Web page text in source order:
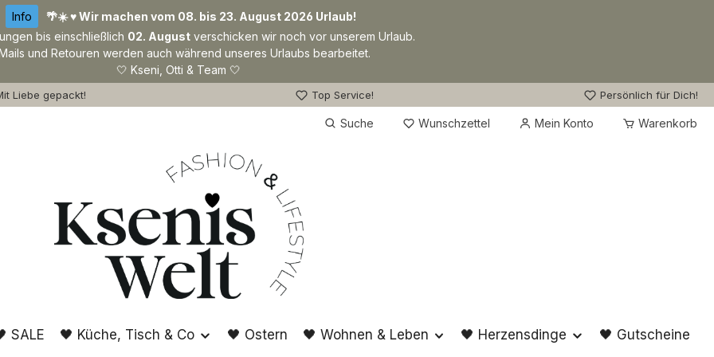
Info
🌴☀️ ♥ Wir machen vom 08. bis 23. August 2026 Urlaub!
bis einschließlich 02. August verschicken wir noch vor unserem Urlaub.
und Retouren werden auch während unseres Urlaubs bearbeitet.
🤍 Kseni, Otti & Team 🤍
Liebe gepackt! Top Service! Persönlich für Dich!
Suche Wunschzettel Du hast 0 Produkte auf dem Merkzettel
Mein Konto Warenkorb
SALE 🖤 Küche, Tisch & Co 🖤 Ostern 🖤 Wohnen & Leben 🖤 Herzensdinge 🖤 Gutscheine